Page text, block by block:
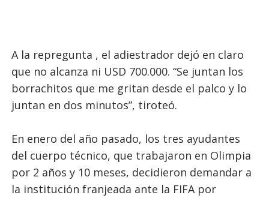
A la repregunta , el adiestrador dejó en claro
que no alcanza ni USD 700.000. “Se juntan los
borrachitos que me gritan desde el palco y lo
juntan en dos minutos”, tiroteó.
En enero del año pasado, los tres ayudantes
del cuerpo técnico, que trabajaron en Olimpia
por 2 años y 10 meses, decidieron demandar a
la institución franjeada ante la FIFA por